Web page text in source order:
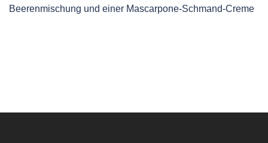
Beerenmischung und einer Mascarpone-Schmand-Creme